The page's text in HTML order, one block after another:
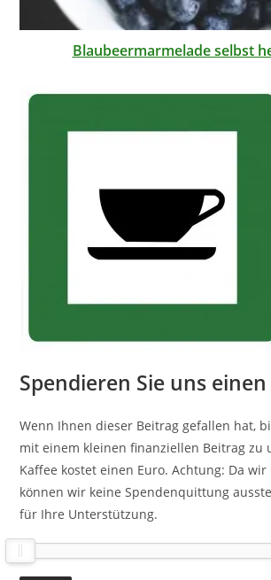
Blaubeermarmelade selbst
Spendieren Sie uns
Wenn Ihnen dieser Beitrag gefallen hat,
mit einem kleinen finanziellen Beitrag zu
Kaffee kostet einen Euro. Achtung: Da
können wir keine Spendenquittung
für Ihre Unterstützung.